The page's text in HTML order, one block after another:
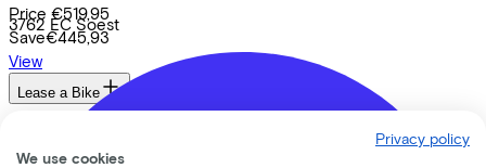
3762 EC Soest
Price €519,95
Save€445,93
View
Lease a Bike
Our team
Privacy policy
We use cookies